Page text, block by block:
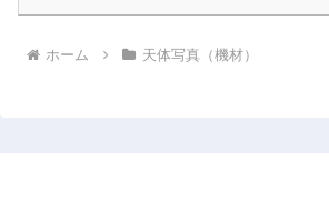
ホーム 天体写真（機材）